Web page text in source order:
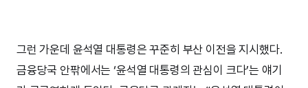
그런 가운데 윤석열 대통령은 꾸준히 부산 이전을 지시했다.
금융당국 안팎에서는 ‘윤석열 대통령의 관심이 크다’는 얘기